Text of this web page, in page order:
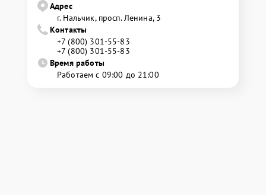
Адрес
г. Нальчик, просп. Ленина, 3
Контакты
+7 (800) 301-55-83
+7 (800) 301-55-83
Время работы
Работаем с 09:00 до 21:00